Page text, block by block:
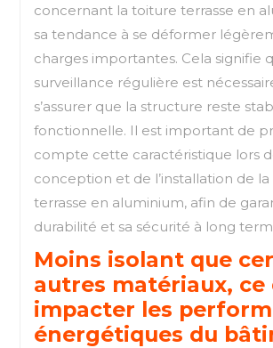
concernant la toiture terrasse en
sa tendance à se déformer
charges importantes. Cela signifie
surveillance régulière est
s’assurer que la structure reste
fonctionnelle. Il est important de
compte cette caractéristique lors
conception et de l’installation de
terrasse en aluminium, afin de
durabilité et sa sécurité à long
Moins isolant que
autres matériaux, ce
impacter les
énergétiques du